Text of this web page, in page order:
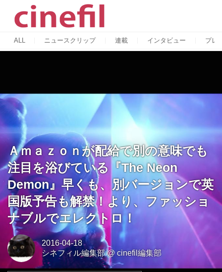
ALL ニュースクリップ 連載 インタビュー プレ
Ａｍａｚｏｎが配給で別の意味でも
注目を浴びている『The Neon
Demon』早くも、別バージョンで英
国版予告も解禁！より、ファッショ
ナブルでエレクトロ！
2016-04-18
シネフィル編集部@cinefil編集部